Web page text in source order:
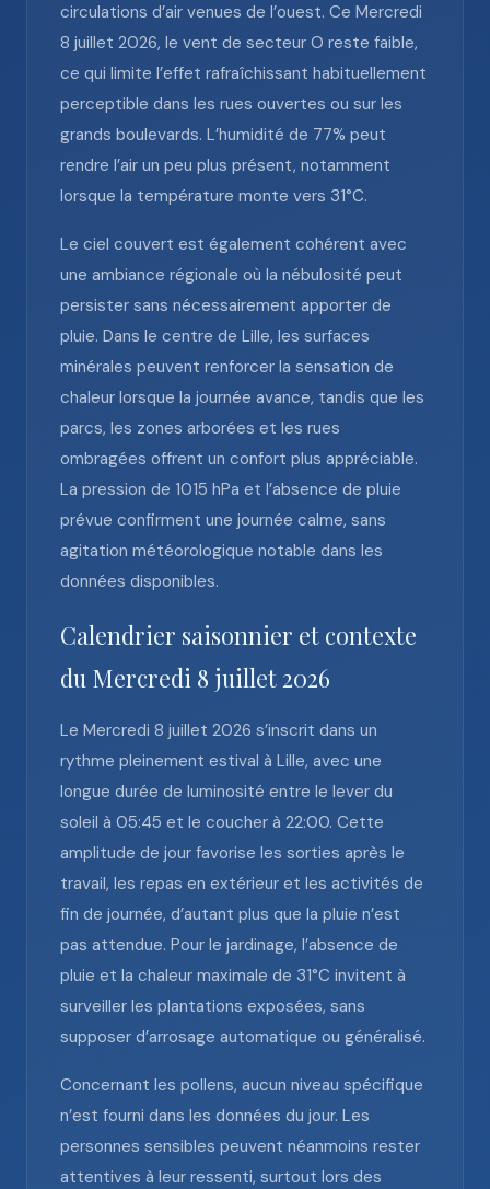
circulations d’air venues de l’ouest. Ce Mercredi
8 juillet 2026, le vent de secteur O reste faible,
ce qui limite l’effet rafraîchissant habituellement
perceptible dans les rues ouvertes ou sur les
grands boulevards. L’humidité de 77% peut
rendre l’air un peu plus présent, notamment
lorsque la température monte vers 31°C.
Le ciel couvert est également cohérent avec
une ambiance régionale où la nébulosité peut
persister sans nécessairement apporter de
pluie. Dans le centre de Lille, les surfaces
minérales peuvent renforcer la sensation de
chaleur lorsque la journée avance, tandis que les
parcs, les zones arborées et les rues
ombragées offrent un confort plus appréciable.
La pression de 1015 hPa et l’absence de pluie
prévue confirment une journée calme, sans
agitation météorologique notable dans les
données disponibles.
Calendrier saisonnier et contexte
du Mercredi 8 juillet 2026
Le Mercredi 8 juillet 2026 s’inscrit dans un
rythme pleinement estival à Lille, avec une
longue durée de luminosité entre le lever du
soleil à 05:45 et le coucher à 22:00. Cette
amplitude de jour favorise les sorties après le
travail, les repas en extérieur et les activités de
fin de journée, d’autant plus que la pluie n’est
pas attendue. Pour le jardinage, l’absence de
pluie et la chaleur maximale de 31°C invitent à
surveiller les plantations exposées, sans
supposer d’arrosage automatique ou généralisé.
Concernant les pollens, aucun niveau spécifique
n’est fourni dans les données du jour. Les
personnes sensibles peuvent néanmoins rester
attentives à leur ressenti, surtout lors des